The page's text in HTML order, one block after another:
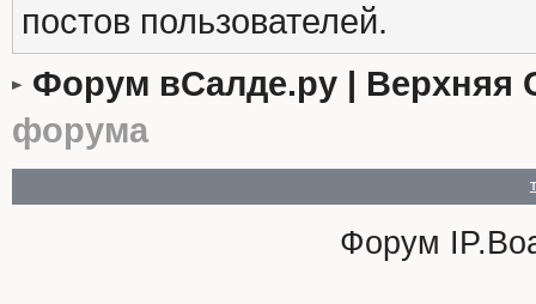
постов пользователей.
Форум вСалде.ру | Верхняя
форума
Форум